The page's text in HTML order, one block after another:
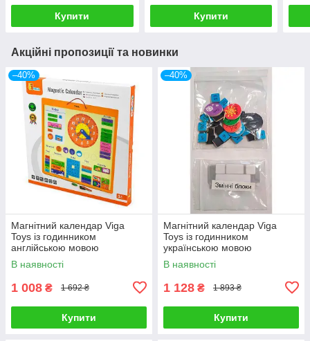
Купити Купити
Акційні пропозиції та новинки
–40%
Магнітний календар Viga
Toys із годинником
англійською мовою
В наявності
1 008 ₴ 1 692 ₴
Купити
–40%
Магнітний календар Viga
Toys із годинником
українською мовою
В наявності
1 128 ₴ 1 893 ₴
Купити